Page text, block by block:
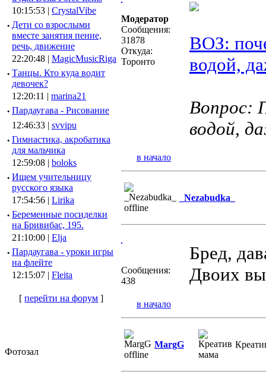
10:15:53 | CrystalVibe
· Дети со взрослыми
вместе занятия пение,
речь, движение
22:20:48 | MagicMusicRiga
· Танцы. Кто куда водит
девочек?
12:20:11 | marina21
· Пардаугава - Рисование
12:46:33 | svvipu
· Гимнастика, акробатика
для мальчика
12:59:08 | boloks
· Ищем учительницу
русского языка
17:54:56 | Lirika
· Беременные посиделки
на Бривибас, 195.
21:10:00 | Elja
· Пардаугава - уроки игры
на флейте
12:15:07 | Fleita
[перейти на форум ]
Фотозал
Модератор
Сообщения:
31878
Откуда:
Торонто
ВОЗ:
водой,
Вопрос:
водой,
в начало
_Nezabudka_
Сообщения:
438
Бред,
Двоих
в начало
MargG